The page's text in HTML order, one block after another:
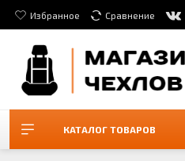
Избранное Сравнение
КАТАЛОГ ТОВАРОВ